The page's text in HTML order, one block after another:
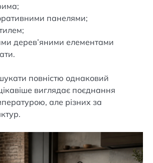
панелями;
дерев’яними елементами
повністю однаковий
виглядає поєднання
але різних за